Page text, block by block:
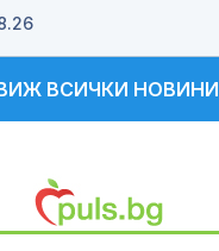
ВСИЧКИ НОВИНИ